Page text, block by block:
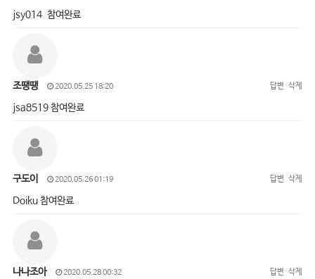
jsy014 참여완료
조땡땡 2020.05.25 18:20 답변 삭제
jsa8519 참여완료
구도이 2020.05.26 01:19 답변 삭제
Doiku 참여완료
나나조아 2020.05.28 00:32 답변 삭제